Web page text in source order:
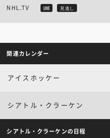
NHL.TV LIVE 見逃し
関連カレンダー
アイスホッケー
シアトル・クラーケン
シアトル・クラーケンの日程